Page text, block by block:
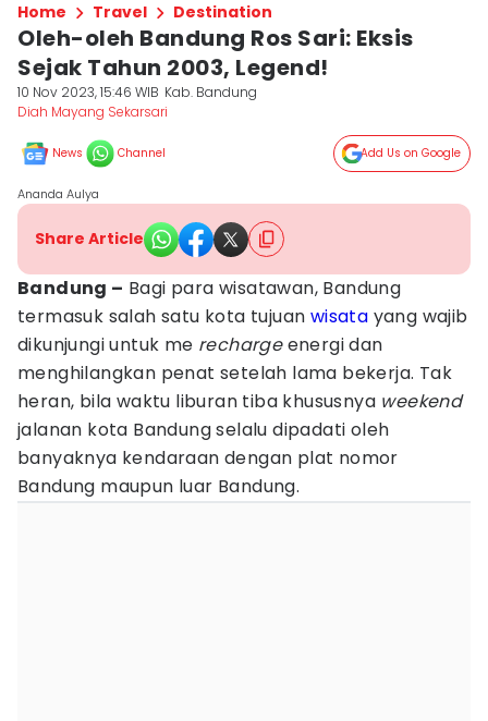
Home Travel Destination
Oleh-oleh Bandung Ros Sari: Eksis
Sejak Tahun 2003, Legend!
10 Nov 2023, 15:46 WIB Kab. Bandung
Diah Mayang Sekarsari
News Channel Add Us on Google
Ananda Aulya
Share Article
Bandung – Bagi para wisatawan, Bandung
termasuk salah satu kota tujuan wisata yang wajib
dikunjungi untuk me rechargeenergi dan
menghilangkan penat setelah lama bekerja. Tak
heran, bila waktu liburan tiba khususnya weekend
jalanan kota Bandung selalu dipadati oleh
banyaknya kendaraan dengan plat nomor
Bandung maupun luar Bandung.